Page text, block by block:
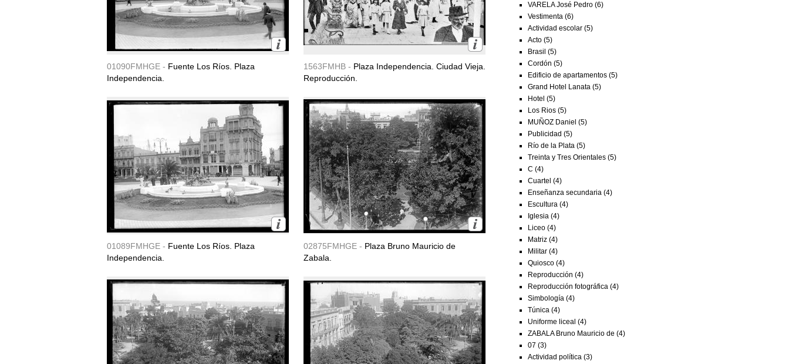
01090FMHGE - Fuente Los Ríos. Plaza
Independencia.
1563FMHB - Plaza Independencia. Ciudad Vieja.
Reproducción.
01089FMHGE - Fuente Los Ríos. Plaza
Independencia.
02875FMHGE - Plaza Bruno Mauricio de
Zabala.
VARELA José Pedro (6)
Vestimenta (6)
Actividad escolar (5)
Acto (5)
Brasil (5)
Cordón (5)
Edificio de apartamentos (5)
Grand Hotel Lanata (5)
Hotel (5)
Los Rios (5)
MUÑOZ Daniel (5)
Publicidad (5)
Río de la Plata (5)
Treinta y Tres Orientales (5)
C (4)
Cuartel (4)
Enseñanza secundaria (4)
Escultura (4)
Iglesia (4)
Liceo (4)
Matriz (4)
Militar (4)
Quiosco (4)
Reproducción (4)
Reproducción fotográfica (4)
Simbología (4)
Túnica (4)
Uniforme liceal (4)
ZABALA Bruno Mauricio de (4)
07 (3)
Actividad política (3)